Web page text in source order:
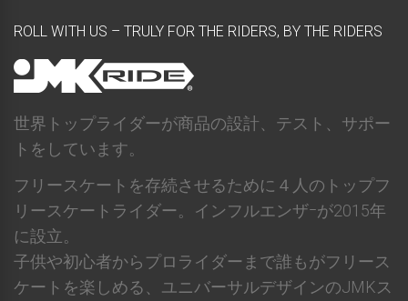
ROLL WITH US – TRULY FOR THE RIDERS, BY THE RIDERS
世界トップライダーが商品の設計、テスト、サポー
トをしています。
フリースケートを存続させるために４人のトップフ
リースケートライダー。インフルエンザｰが2015年
に設立。
子供や初心者からプロライダーまで誰もがフリース
ケートを楽しめる、ユニバーサルデザインのJMKス